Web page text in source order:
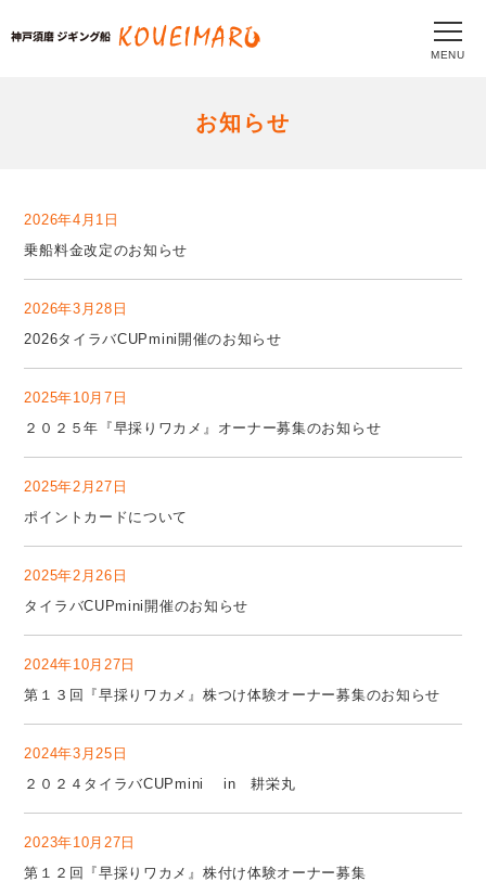
MENU
お知らせ
2026年4月1日
乗船料金改定のお知らせ
2026年3月28日
2026タイラバCUPmini開催のお知らせ
2025年10月7日
２０２５年『早採りワカメ』オーナー募集のお知らせ
2025年2月27日
ポイントカードについて
2025年2月26日
タイラバCUPmini開催のお知らせ
2024年10月27日
第１３回『早採りワカメ』株つけ体験オーナー募集のお知らせ
2024年3月25日
２０２４タイラバCUPmini in 耕栄丸
2023年10月27日
第１２回『早採りワカメ』株付け体験オーナー募集